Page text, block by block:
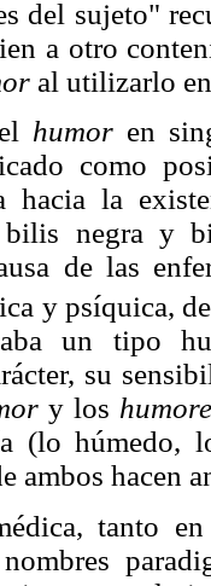
del sujeto"
a otro
al utilizarlo
humor en
como
hacia la
bilis negra y
de las
y psíquica,
un tipo
su
y los
(lo
ambos hacen
tanto